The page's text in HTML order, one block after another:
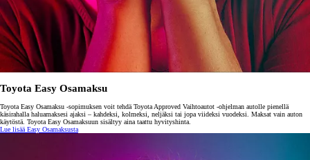
Toyota Easy Osamaksu
Toyota Easy Osamaksu -sopimuksen voit tehdä Toyota Approved Vaihtoautot -ohjelman autolle pienellä
käsirahalla haluamaksesi ajaksi – kahdeksi, kolmeksi, neljäksi tai jopa viideksi vuodeksi. Maksat vain auton
käytöstä. Toyota Easy Osamaksuun sisältyy aina taattu hyvityshinta.
Lue lisää Easy Osamaksusta